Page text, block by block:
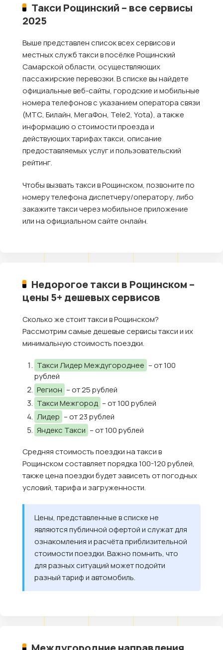
Такси Рощинский – все сервисы
2025
Выше представлен список всех сервисов и
местных служб такси в посёлке Рощинский
Самарской области, осуществляющих
пассажирские перевозки. В списке вы найдете
официальные веб-сайты, городские и мобильные
номера телефонов с указанием оператора связи
(МТС, Билайн, МегаФон, Tele2, Yota), а также
информацию о стоимости проезда и
действующих тарифах такси, описание
предоставляемых услуг и пользовательский
рейтинг.
Чтобы вызвать такси в Рощинском, позвоните по
номеру телефона диспетчеру/оператору, либо
закажите такси через мобильное приложение
или на официальном сайте онлайн.
Недорогое такси в Рощинском –
цены 5+ дешевых сервисов
Сколько же стоит такси в Рощинском?
Рассмотрим самые дешевые сервисы такси и их
минимальную стоимость поездки.
Такси Лидер Междугороднее – от 100
рублей
Регион – от 25 рублей
Такси Межгород – от 100 рублей
Лидер – от 23 рублей
Яндекс Такси – от 100 рублей
Средняя стоимость поездки на такси в
Рощинском составляет порядка 100-120 рублей,
также цена поездки будет зависеть от погодных
условий, тарифа и загруженности.
Цены, представленные в списке не
являются публичной офертой и служат для
ознакомления и расчёта приблизительной
стоимости поездки. Важно помнить, что
для разных ситуаций может подойти
разный тариф и автомобиль.